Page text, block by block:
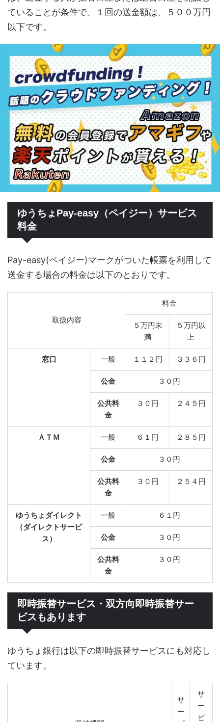
ていることが条件で、１回の送金額は、５００万円
以下です。
ゆうちょPay-easy（ペイジー）サービス
料金
Pay-easy(ペイジー)マークがついた帳票を利用して
送金する場合の料金は以下のとおりです。
取扱内容
料金
５万円未
満
５万円以
上
窓口 一般 １１２円 ３３６円
公金 ３０円
公共料
金
３０円 ２４５円
ＡＴＭ 一般 ６１円 ２８５円
公金 ３０円
公共料
金
３０円 ２５４円
ゆうちょダイレクト
（ダイレクトサービ
ス）
一般 ６１円
公金 ３０円
公共料
金
３０円
即時振替サービス・双方向即時振替サー
ビスもあります
ゆうちょ銀行は以下の即時振替サービスにも対応し
ています。
サ
ー
サ
ー
ビ